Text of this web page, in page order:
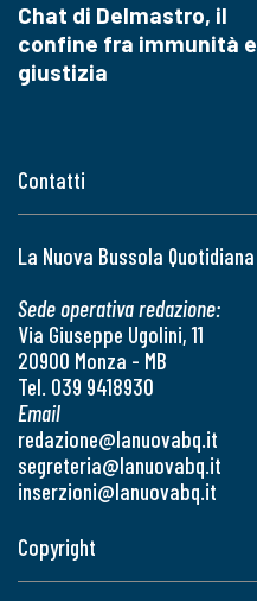
Contatti
La Nuova Bussola Quotidiana
Sede operativa redazione:
Via Giuseppe Ugolini, 11
20900 Monza - MB
Tel. 039 9418930
Email
redazione@lanuovabq.it
segreteria@lanuovabq.it
inserzioni@lanuovabq.it
Chat di Delmastro, il
confine fra immunità e
giustizia
Copyright